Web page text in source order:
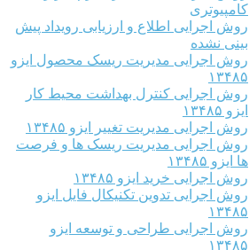
کامپیوتری
روش اجرایی اطلاع و ارزیابی رویداد پیش
بینی نشده
روش اجرایی مدیریت ریسک محصول ایزو
۱۳۴۸۵
روش اجرایی کنترل بهداشت محیط کار
ایزو ۱۳۴۸۵
روش اجرایی مدیریت تغییر ایزو ۱۳۴۸۵
روش اجرایی مدیریت ریسک ها و فرصت
ها ایزو ۱۳۴۸۵
روش اجرایی خرید ایزو ۱۳۴۸۵
روش اجرایی تدوین تکنیکال فایل ایزو
۱۳۴۸۵
روش اجرایی طراحی و توسعه ایزو
۱۳۴۸۵